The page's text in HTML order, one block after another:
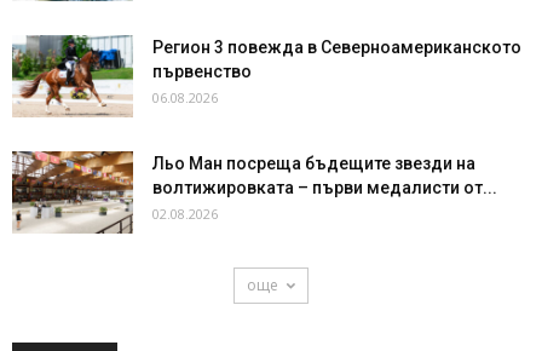
Регион 3 повежда в Северноамериканското
първенство
06.08.2026
Льо Ман посреща бъдещите звезди на
волтижировката – първи медалисти от...
02.08.2026
още